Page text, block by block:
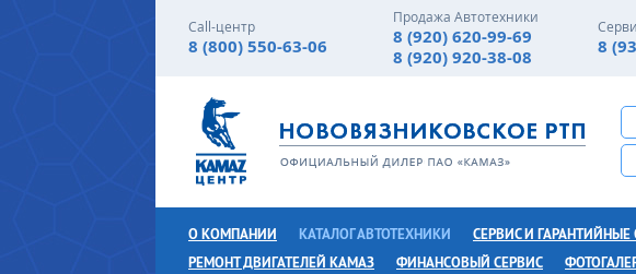
Call-центр
8 (800) 550-63-06
Продажа Автотехники
8 (920) 620-99-69
8 (920) 920-38-08
8
О КОМПАНИИ КАТАЛОГ АВТОТЕХНИКИ СЕРВИС И ГАРАНТИЙНЫЕ
РЕМОНТ ДВИГАТЕЛЕЙ КАМАЗ
ФИНАНСОВЫЙ СЕРВИС